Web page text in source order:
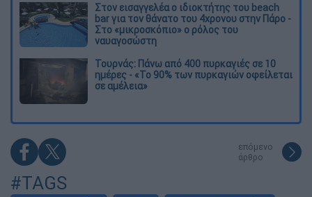
Στον εισαγγελέα ο ιδιοκτήτης του beach
bar για τον θάνατο του 4χρονου στην Πάρο -
Στο «μικροσκόπιο» ο ρόλος του
ναυαγοσώστη
Τουρνάς: Πάνω από 400 πυρκαγιές σε 10
ημέρες - «Το 90% των πυρκαγιών οφείλεται
σε αμέλεια»
επόμενο
άρθρο
#TAGS